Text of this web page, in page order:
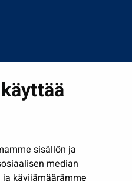
sisällön ja
median
kävijämäärämme